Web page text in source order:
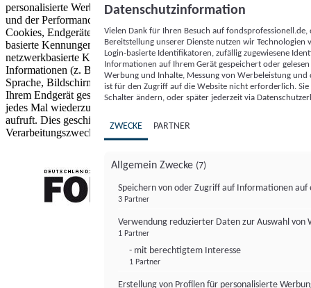
personalisierte Werbung und Inhalte, Messung von Werbeleistung
und der Performance von Inhalten sowie Zielgruppenforschung.
Cookies, Endgeräte- oder ähnliche Online-Kennungen (z. B. login-
basierte Kennungen, zufällig generierte Kennungen,
netzwerkbasierte Kennungen) können zusammen mit anderen
Informationen (z. B. Browsertyp und Browserinformationen,
Sprache, Bildschirmgröße, unterstützte Technologien usw.) auf
Ihrem Endgerät gespeichert oder von dort ausgelesen werden, um es
jedes Mal wiederzuerkennen, wenn es eine App oder einer Webseite
aufruft. Dies geschieht für einen oder mehrere der hier aufgeführten
Verarbeitungszwecke.
Datenschutzinformation
Vielen Dank für Ihren Besuch auf
Bereitstellung unserer Dienste nutzen wir Technologien
Login-basierte Identifikatoren, zufällig zugewiesene
Informationen auf Ihrem Gerät gespeichert oder
Werbung und Inhalte, Messung von Werbeleistung
ist für den Zugriff auf die Website nicht erforderlich.
Schalter ändern, oder später jederzeit via
ZWECKE PARTNER
Allgemein Zwecke (7)
Speichern von oder Zugriff auf Informationen auf
3 Partner
Verwendung reduzierter Daten zur Auswahl von
1 Partner
- mit berechtigtem Interesse
1 Partner
Erstellung von Profilen für personalisierte
FONDS professionell